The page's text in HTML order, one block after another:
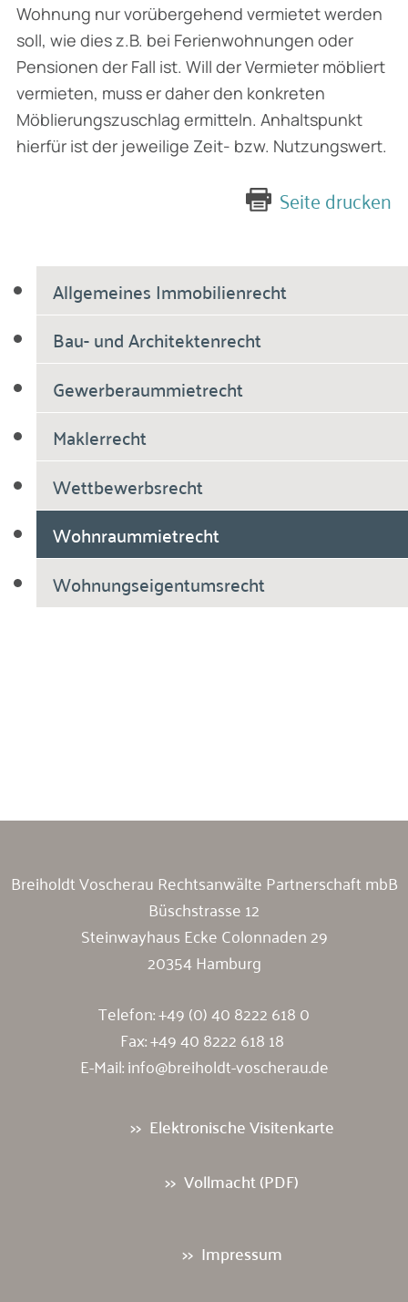
Allgemeines Immobilienrecht
Bau- und Architektenrecht
Gewerberaummietrecht
Maklerrecht
Wettbewerbsrecht
Wohnraummietrecht
Wohnungseigentumsrecht
Wohnung nur vorübergehend vermietet werden
soll, wie dies z.B. bei Ferienwohnungen oder
Pensionen der Fall ist. Will der Vermieter möbliert
vermieten, muss er daher den konkreten
Möblierungszuschlag ermitteln. Anhaltspunkt
hierfür ist der jeweilige Zeit- bzw. Nutzungswert.
Seite drucken
Breiholdt Voscherau Rechtsanwälte Partnerschaft mbB
Büschstrasse 12
Steinwayhaus Ecke Colonnaden 29
20354 Hamburg
Telefon:+49 (0) 40 8222 618 0
Fax: +49 40 8222 618 18
E-Mail:info@breiholdt-voscherau.de
Elektronische Visitenkarte
Vollmacht (PDF)
Impressum